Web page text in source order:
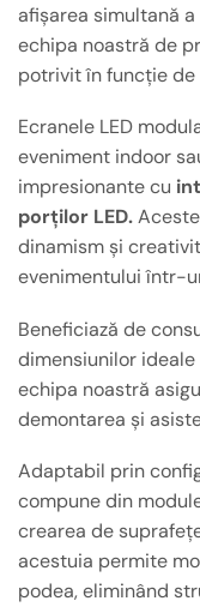
afișarea simultană
echipa noastră de
potrivit în funcție
Ecranele LED
eveniment indoor
impresionante cu
porților LED.
dinamism și
evenimentului într-
Beneficiază de
dimensiunilor
echipa noastră
demontarea și
Adaptabil prin
compune din
crearea de
acestuia permite
podea, eliminând